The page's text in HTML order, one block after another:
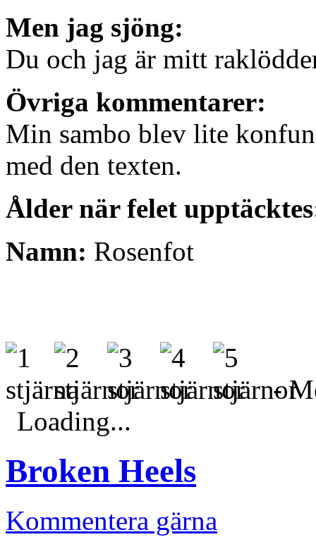
Men jag sjöng:
Du och jag är mitt
Övriga kommentarer:
Min sambo blev lite
med den texten.
Ålder när felet
Namn: Rosenfot
-
Loading...
Broken Heels
Kommentera gärna